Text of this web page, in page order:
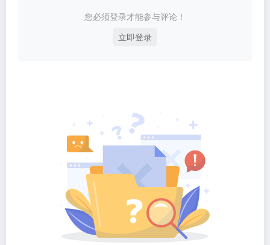
您必须登录才能参与评论！
立即登录